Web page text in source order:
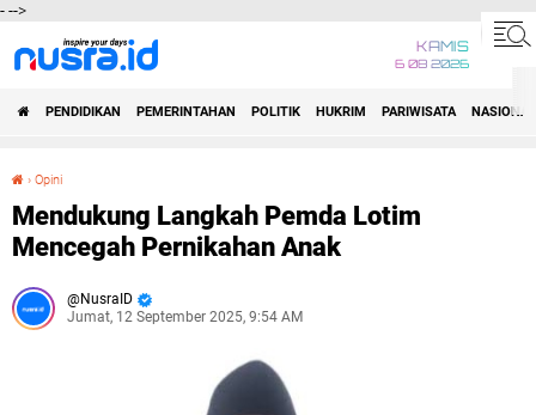
--->
KAMIS
6 08 2026
PENDIDIKAN PEMERINTAHAN POLITIK HUKRIM PARIWISATA NASIONAL
› Opini
Mendukung Langkah Pemda Lotim
Mencegah Pernikahan Anak
NusraID
Jumat, 12 September 2025, 9:54 AM